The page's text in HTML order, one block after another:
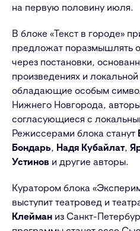
на первую половину июля.
В блоке «Текст в городе»
предложат поразмышлять
через постановки,
произведениях и
обладающие особым
Нижнего Новгорода,
согласующиеся с
Режиссерами блока станут
Бондарь, Надя Кубайлат,
Устинов и другие авторы.
Куратором блока
выступит театровед и
Клейман из Санкт-